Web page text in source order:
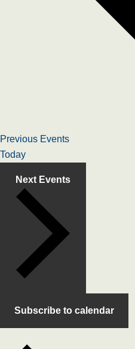
Previous Events
Today
Next Events
Subscribe to calendar